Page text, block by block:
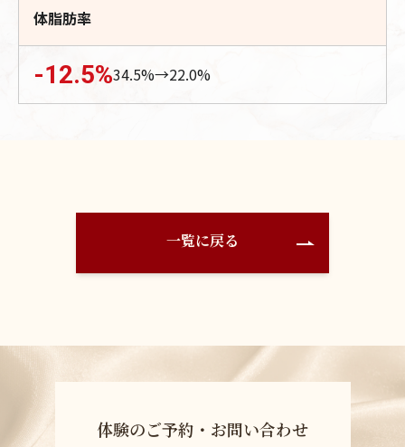
体脂肪率
-12.5%34.5%→22.0%
一覧に戻る
体験のご予約・お問い合わせ